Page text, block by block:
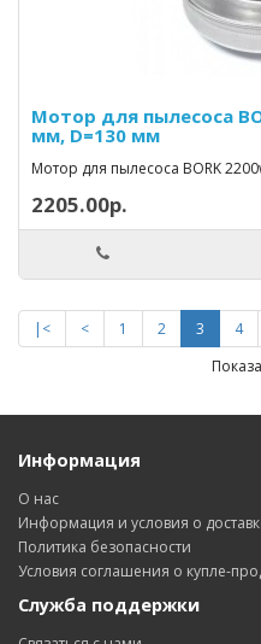
Мотор для пылесоса
мм, D=130 мм
Мотор для пылесоса BORK
2205.00р.
|< < 1 2 3 4
Информация
О нас
Информация и условия о
Политика безопасности
Условия соглашения о купле-
Служба поддержки